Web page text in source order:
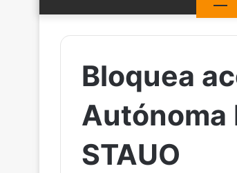
Bloquea
Autónoma
STAUO